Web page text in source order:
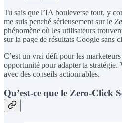
Tu sais que l’IA bouleverse tout, y
me suis penché sérieusement sur le
phénomène où les utilisateurs
sur la page de résultats Google sans
C’est un vrai défi pour les
opportunité pour adapter ta stratégie.
avec des conseils actionnables.
Qu’est-ce que le Zero-Click